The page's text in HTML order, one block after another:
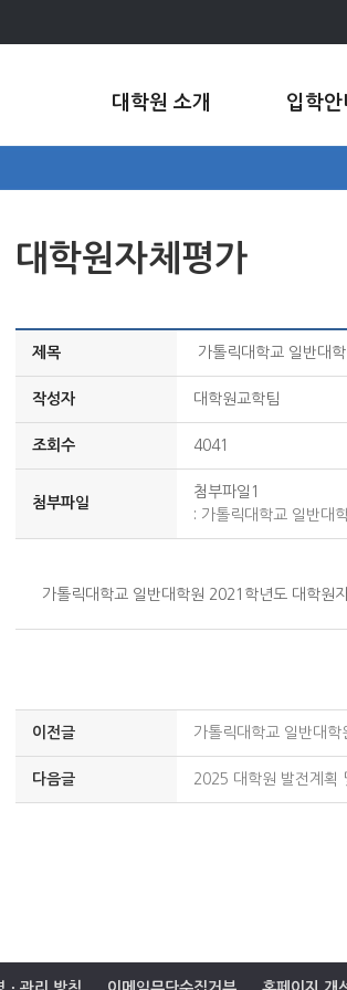
대학원 소개 입학안
대학원자체평가
제목 가톨릭대학교 일반대
작성자 대학원교학팀
조회수 4041
첨부파일
첨부파일1
: 가톨릭대학교 일반대
가톨릭대학교 일반대학원 2021학년도 대학원
이전글 가톨릭대학교 일반대
다음글 2025 대학원 발전계획